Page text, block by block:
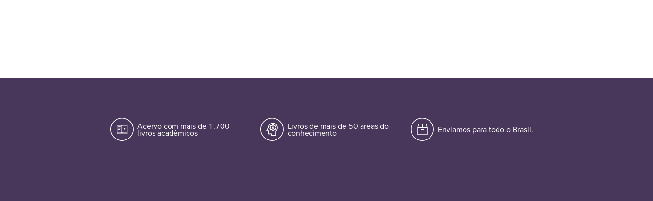
Acervo com mais de 1.700
livros acadêmicos
Livros de mais de 50 áreas do
conhecimento Enviamos para todo o Brasil.